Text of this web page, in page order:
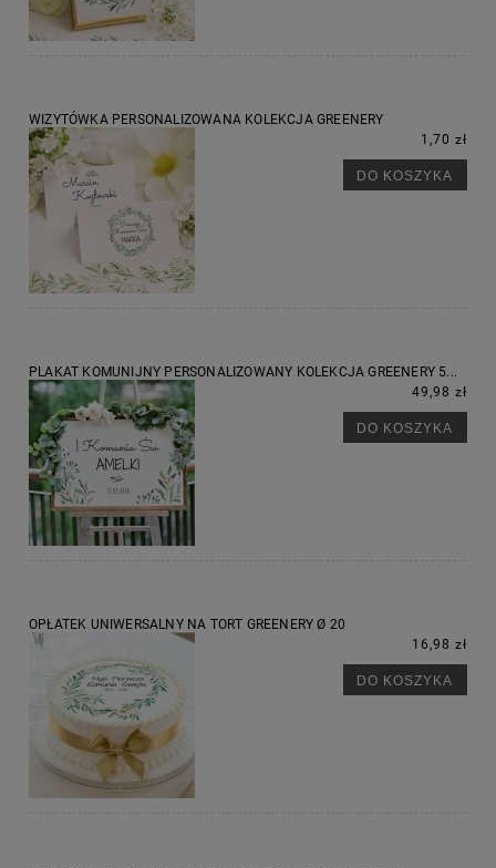
WIZYTÓWKA PERSONALIZOWANA KOLEKCJA GREENERY
1,70 zł
DO KOSZYKA
PLAKAT KOMUNIJNY PERSONALIZOWANY KOLEKCJA GREENERY 5...
49,98 zł
DO KOSZYKA
OPŁATEK UNIWERSALNY NA TORT GREENERY Ø 20
16,98 zł
DO KOSZYKA